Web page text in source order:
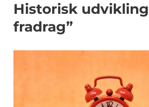
Historisk
fradrag”